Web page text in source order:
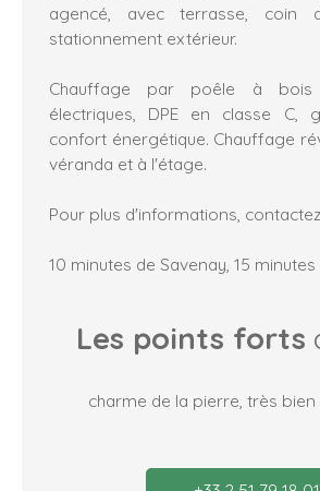
agencé, avec terrasse, coin
stationnement extérieur.
Chauffage par poêle à bois
électriques, DPE en classe C,
confort énergétique. Chauffage
véranda et à l'étage.
Pour plus d'informations,
10 minutes de Savenay, 15 minutes
Les points forts